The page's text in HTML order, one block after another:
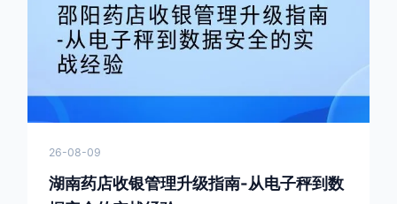
26-08-09
湖南药店收银管理升级指南-从电子秤到数